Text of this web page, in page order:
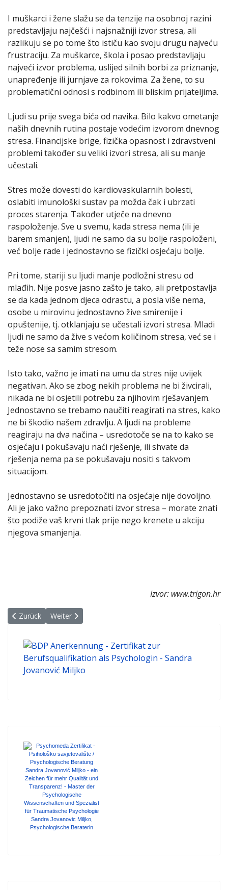
I muškarci i žene slažu se da tenzije na osobnoj razini
predstavljaju najčešći i najsnažniji izvor stresa, ali
razlikuju se po tome što ističu kao svoju drugu najveću
frustraciju. Za muškarce, škola i posao predstavljaju
najveći izvor problema, uslijed silnih borbi za priznanje,
unapređenje ili jurnjave za rokovima. Za žene, to su
problematični odnosi s rodbinom ili bliskim prijateljima.
Ljudi su prije svega bića od navika. Bilo kakvo ometanje
naših dnevnih rutina postaje vodećim izvorom dnevnog
stresa. Financijske brige, fizička opasnost i zdravstveni
problemi također su veliki izvori stresa, ali su manje
učestali.
Stres može dovesti do kardiovaskularnih bolesti,
oslabiti imunološki sustav pa možda čak i ubrzati
proces starenja. Također utječe na dnevno
raspoloženje. Sve u svemu, kada stresa nema (ili je
barem smanjen), ljudi ne samo da su bolje raspoloženi,
već bolje rade i jednostavno se fizički osjećaju bolje.
Pri tome, stariji su ljudi manje podložni stresu od
mlađih. Nije posve jasno zašto je tako, ali pretpostavlja
se da kada jednom djeca odrastu, a posla više nema,
osobe u mirovinu jednostavno žive smirenije i
opuštenije, tj. otklanjaju se učestali izvori stresa. Mladi
ljudi ne samo da žive s većom količinom stresa, već se i
teže nose sa samim stresom.
Isto tako, važno je imati na umu da stres nije uvijek
negativan. Ako se zbog nekih problema ne bi živcirali,
nikada ne bi osjetili potrebu za njihovim rješavanjem.
Jednostavno se trebamo naučiti reagirati na stres, kako
ne bi škodio našem zdravlju. A ljudi na probleme
reagiraju na dva načina – usredotoče se na to kako se
osjećaju i pokušavaju naći rješenje, ili shvate da
rješenja nema pa se pokušavaju nositi s takvom
situacijom.
Jednostavno se usredotočiti na osjećaje nije dovoljno.
Ali je jako važno prepoznati izvor stresa – morate znati
što podiže vaš krvni tlak prije nego krenete u akciju
njegova smanjenja.
Izvor: www.trigon.hr
Vorheriger Beitrag: Namirnice koje spašavaju u kriznim trenucima
Zurück Nächster Beitrag: Prevencija stresa
Weiter